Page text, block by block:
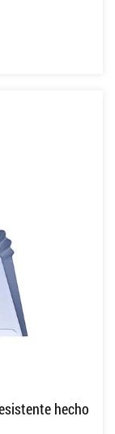
hecho